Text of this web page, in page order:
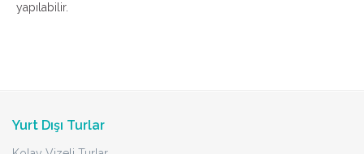
yapılabilir.
Yurt Dışı Turlar